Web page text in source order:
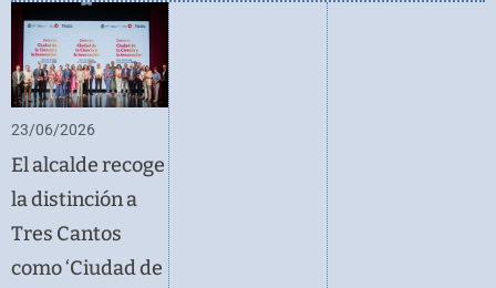
23/06/2026
El alcalde recoge
la distinción a
Tres Cantos
como ‘Ciudad de